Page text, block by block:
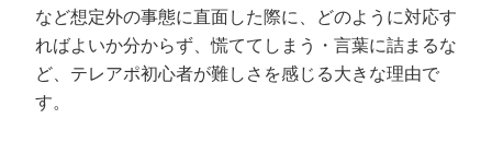
など想定外の事態に直面した際に、どのように対応す
ればよいか分からず、慌ててしまう・言葉に詰まるな
ど、テレアポ初心者が難しさを感じる大きな理由で
す。